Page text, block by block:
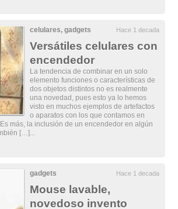
celulares,gadgets Hace 1 decada
Versátiles celulares con
encendedor
La tendencia de combinar en un solo
elemento funciones o características de
dos objetos distintos no es realmente
una novedad, pues esto ya lo hemos
visto en muchos ejemplos de artefactos
o aparatos con los que contamos en
más, la inclusión de un encendedor en algún
[…]...
gadgets Hace 1 decada
Mouse lavable,
novedoso invento